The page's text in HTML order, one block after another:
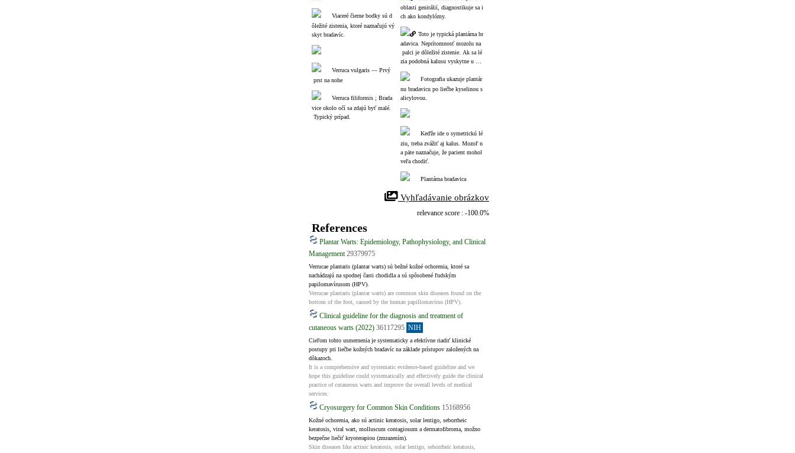
Viaceré čierne bodky sú d
ôležité zistenia, ktoré naznačujú vý
skyt bradavíc.
Verruca vulgaris ― Prvý
prst na nohe
Verruca filiformis ; Brada
vice okolo očí sa zdajú byť malé.
Typický prípad.
oblasti genitálií, diagnostikuje sa i
ch ako kondylómy.
Toto je typická plantárna br
adavica. Neprítomnosť mozolu na
palci je dôležité zistenie. Ak sa lé
zia podobná kalusu vyskytne u os
kalusu, zvyčajne ide o bradavicu.
Fotografia ukazuje plantár
nu bradavicu po liečbe kyselinou s
alicylovou.
Keďže ide o symetrickú lé
ziu, treba zvážiť aj kalus. Mozoľ n
a päte naznačuje, že pacient mohol
veľa chodiť.
Plantárna bradavica
Vyhľadávanie obrázkov
relevance score : -100.0%
References
Plantar Warts: Epidemiology, Pathophysiology, and Clinical
Management29379975
Verrucae plantaris (plantar warts) sú bežné kožné ochorenia, ktoré sa
nachádzajú na spodnej časti chodidla a sú spôsobené ľudským
papilomavírusom (HPV).
Verrucae plantaris (plantar warts) are common skin diseases found on the
bottom of the foot, caused by the human papillomavirus (HPV).
Clinical guideline for the diagnosis and treatment of
cutaneous warts (2022) 36117295 NIH
Cieľom tohto usmernenia je systematicky a efektívne riadiť klinické
postupy pri liečbe kožných bradavíc na základe prístupov založených na
dôkazoch.
It is a comprehensive and systematic evidence-based guideline and we
hope this guideline could systematically and effectively guide the clinical
practice of cutaneous warts and improve the overall levels of medical
services.
Cryosurgery for Common Skin Conditions 15168956
Kožné ochorenia, ako sú actinic keratosis, solar lentigo, seborrheic
keratosis, viral wart, molluscum contagiosum a dermatofibroma, možno
bezpečne liečiť kryoterapiou (zmrazením).
Skin diseases like actinic keratosis, solar lentigo, seborrheic keratosis,